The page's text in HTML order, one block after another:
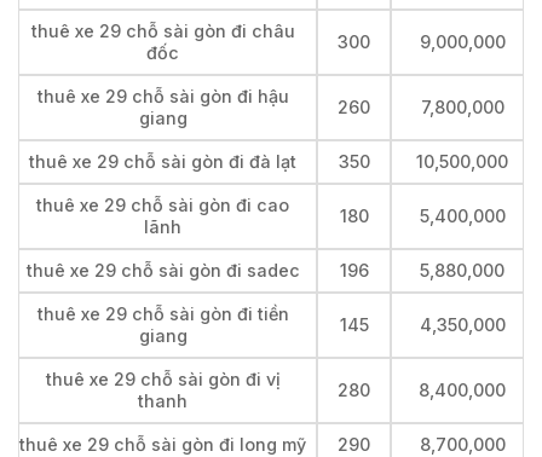
thuê xe 29 chỗ sài gòn đi châu
đốc
300 9,000,000
thuê xe 29 chỗ sài gòn đi hậu
giang
260 7,800,000
thuê xe 29 chỗ sài gòn đi đà lạt 350 10,500,000
thuê xe 29 chỗ sài gòn đi cao
lãnh
180 5,400,000
thuê xe 29 chỗ sài gòn đi sadec 196 5,880,000
thuê xe 29 chỗ sài gòn đi tiền
giang
145 4,350,000
thuê xe 29 chỗ sài gòn đi vị
thanh
280 8,400,000
thuê xe 29 chỗ sài gòn đi long mỹ 290 8,700,000